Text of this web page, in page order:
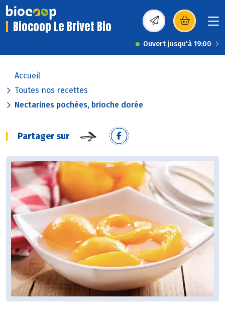
Biocoop Le Brivet Bio (s’ouvre dans une
Ouvert jusqu'à 19:00
Accueil
Toutes nos recettes
Nectarines pochées, brioche dorée
Partager sur